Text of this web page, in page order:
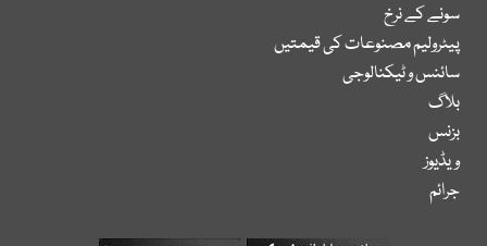
سونے کے نرخ
پیٹرولیم مصنوعات کی قیمتیں
سائنس و ٹیکنالوجی
بلاگ
بزنس
ویڈیوز
جرائم